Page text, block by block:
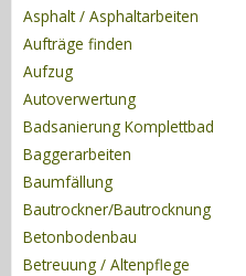
Asphalt / Asphaltarbeiten
Aufträge finden
Aufzug
Autoverwertung
Badsanierung Komplettbad
Baggerarbeiten
Baumfällung
Bautrockner/Bautrocknung
Betonbodenbau
Betreuung / Altenpflege